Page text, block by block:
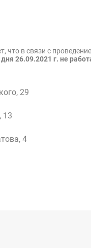
в связи с
26.09.2021 г. не
29
13
4